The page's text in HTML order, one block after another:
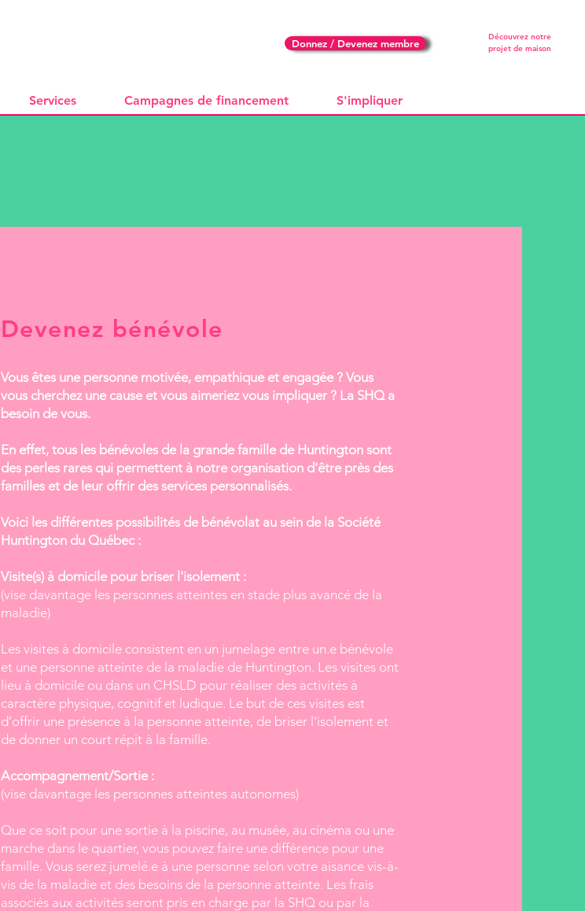
Donnez / Devenez membre
Découvrez notre
projet de maison
Services Campagnes de financement S'impliquer
Devenez bénévole
Vous êtes une personne motivée, empathique et engagée ? Vous
vous cherchez une cause et vous aimeriez vous impliquer ? La SHQ a
besoin de vous.
En effet, tous les bénévoles de la grande famille de Huntington sont
des perles rares qui permettent à notre organisation d'être près des
familles et de leur offrir des services personnalisés.
Voici les différentes possibilités de bénévolat au sein de la Société
Huntington du Québec :
Visite(s) à domicile pour briser l'isolement :
(vise davantage les personnes atteintes en stade plus avancé de la
maladie)
Les visites à domicile consistent en un jumelage entre un.e bénévole
et une personne atteinte de la maladie de Huntington. Les visites ont
lieu à domicile ou dans un CHSLD pour réaliser des activités à
caractère physique, cognitif et ludique. Le but de ces visites est
d’offrir une présence à la personne atteinte, de briser l'isolement et
de donner un court répit à la famille.
Accompagnement/Sortie :
(vise davantage les personnes atteintes autonomes)
Que ce soit pour une sortie à la piscine, au musée, au cinéma ou une
marche dans le quartier, vous pouvez faire une différence pour une
famille. Vous serez jumelé.e à une personne selon votre aisance vis-à-
vis de la maladie et des besoins de la personne atteinte. Les frais
associés aux activités seront pris en charge par la SHQ ou par la